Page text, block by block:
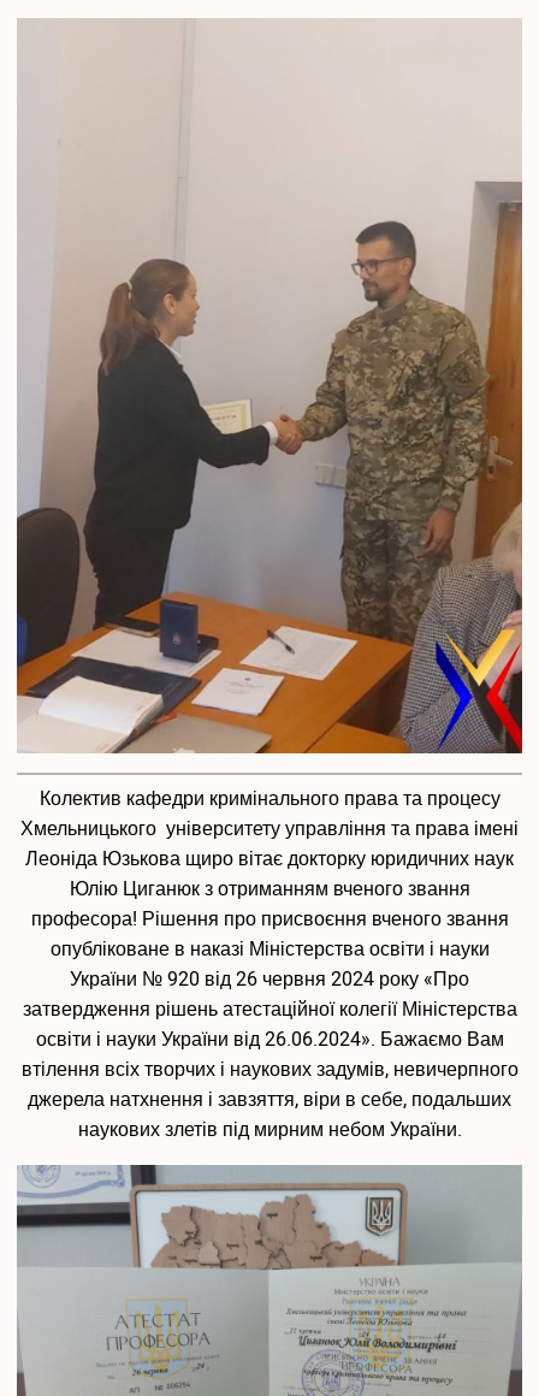
Колектив кафедри кримінального права та процесу
Хмельницького університету управління та права імені
Леоніда Юзькова щиро вітає докторку юридичних наук
Юлію Циганюк з отриманням вченого звання
професора! Рішення про присвоєння вченого звання
опубліковане в наказі Міністерства освіти і науки
України № 920 від 26 червня 2024 року «Про
затвердження рішень атестаційної колегії Міністерства
освіти і науки України від 26.06.2024». Бажаємо Вам
втілення всіх творчих і наукових задумів, невичерпного
джерела натхнення і завзяття, віри в себе, подальших
наукових злетів під мирним небом України.